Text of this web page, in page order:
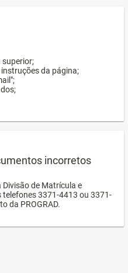
superior;
da página;
incorretos
de Matrícula e
telefones 3371-4413 ou 3371-
da PROGRAD.